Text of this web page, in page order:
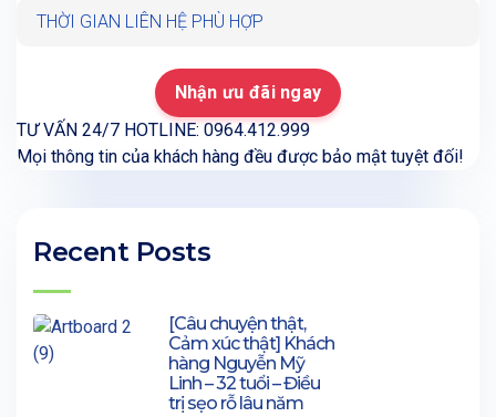
TƯ VẤN 24/7 HOTLINE: 0964.412.999
Mọi thông tin của khách hàng đều được bảo mật tuyệt đối!
Recent Posts
[Câu chuyện thật,
Cảm xúc thật] Khách
hàng Nguyễn Mỹ
Linh – 32 tuổi – Điều
trị sẹo rỗ lâu năm